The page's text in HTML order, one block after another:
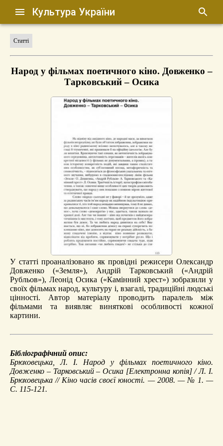
Культура України
Статті
Народ у фільмах поетичного кіно. Довженко –
Тарковський – Осика
У статті проаналізовано як провідні режисери Олександр
Довженко («Земля»), Андрій Тарковський («Андрій
Рубльов»), Леонід Осика («Камінний хрест») зобразили у
своїх фільмах народ, культуру і, взагалі, традиційні людські
цінності. Автор матеріалу проводить паралель між
фільмами та виявляє виняткові особливості кожної
картини.
Бібліографічний опис:
Брюховецька, Л. І. Народ у фільмах поетичного кіно.
Довженко – Тарковський – Осика [Електронна копія] / Л. І.
Брюховецька // Кіно часів своєї юності. — 2008. — № 1. —
С. 115-121.